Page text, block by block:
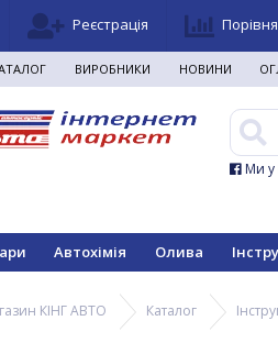
Реєстрація
ВИРОБНИКИ НОВИНИ
Ми у
Автохімія Олива
КІНГ АВТО Каталог